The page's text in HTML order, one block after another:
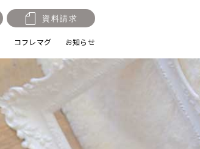
資料請求
マタニティ
コフレマグ お知らせ